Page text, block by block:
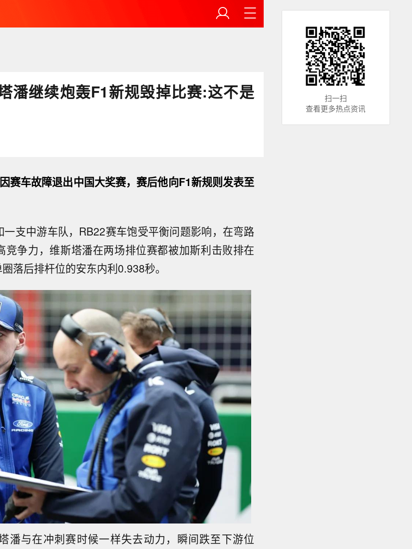
潘继续炮轰F1新规毁掉比赛:这不是
赛车故障退出中国大奖赛，赛后他向F1新规则发表至
支中游车队，RB22赛车饱受平衡问题影响，在弯路
竞争力，维斯塔潘在两场排位赛都被加斯利击败排在
落后排杆位的安东内利0.938秒。
潘与在冲刺赛时候一样失去动力，瞬间跌至下游位
扫一扫
查看更多热点资讯